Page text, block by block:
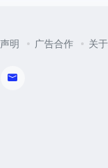
明 广告合作 关